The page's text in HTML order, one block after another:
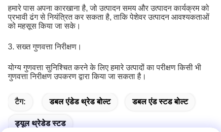
हमारे पास अपना कारखाना है, जो उत्पादन समय और उत्पादन कार्यक्रम को
प्रभावी ढंग से नियंत्रित कर सकता है, ताकि पेशेवर उत्पादन आवश्यकताओं
को महसूस किया जा सके।
3. सख्त गुणवत्ता निरीक्षण।
योग्य गुणवत्ता सुनिश्चित करने के लिए हमारे उत्पादों का परीक्षण किसी भी
गुणवत्ता निरीक्षण उपकरण द्वारा किया जा सकता है।
टैग: डबल एंडेड थ्रेड बोल्ट डबल एंड स्टड बोल्ट
ड्यूल थ्रेडेड स्टड